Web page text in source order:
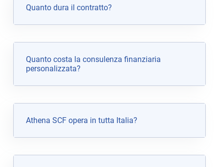
Quanto dura il contratto?
Quanto costa la consulenza finanziaria
personalizzata?
Athena SCF opera in tutta Italia?